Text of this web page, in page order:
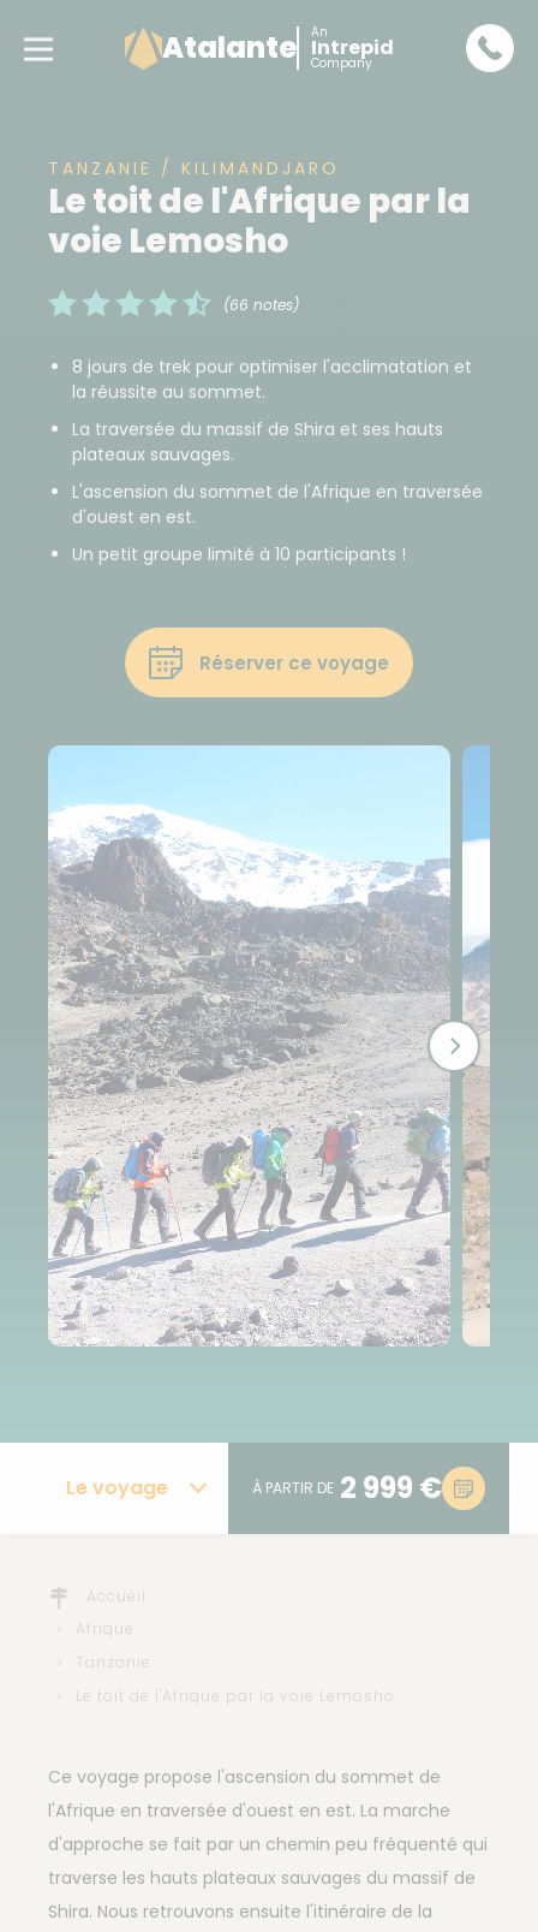
Atalante An
Intrepid
Company
TANZANIE / KILIMANDJARO
Le toit de l'Afrique par la
voie Lemosho
(66 notes)
8 jours de trek pour optimiser l'acclimatation et
la réussite au sommet.
La traversée du massif de Shira et ses hauts
plateaux sauvages.
L'ascension du sommet de l'Afrique en traversée
d'ouest en est.
Un petit groupe limité à 10 participants !
Réserver ce voyage
Le voyage À PARTIR DE 2 999 €
Accueil
Afrique
Tanzanie
Le toit de l'Afrique par la voie Lemosho
Ce voyage propose l'ascension du sommet de
l'Afrique en traversée d'ouest en est. La marche
d'approche se fait par un chemin peu fréquenté qui
traverse les hauts plateaux sauvages du massif de
Shira. Nous retrouvons ensuite l'itinéraire de la